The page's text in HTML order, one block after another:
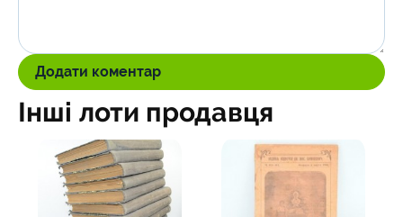
Додати коментар
Інші лоти продавця